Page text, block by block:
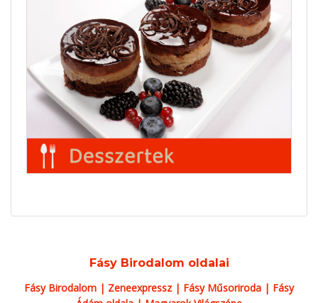
Fásy Birodalom oldalai
Fásy Birodalom | Zeneexpressz| Fásy Műsoriroda | Fásy